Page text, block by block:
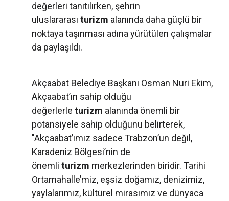
değerleri tanıtılırken, şehrin
uluslararası turizm alanında daha güçlü bir
noktaya taşınması adına yürütülen çalışmalar
da paylaşıldı.
Akçaabat Belediye Başkanı Osman Nuri Ekim,
Akçaabat’ın sahip olduğu
değerlerle turizm alanında önemli bir
potansiyele sahip olduğunu belirterek,
"Akçaabat’ımız sadece Trabzon’un değil,
Karadeniz Bölgesi’nin de
önemli turizm merkezlerinden biridir. Tarihi
Ortamahalle’miz, eşsiz doğamız, denizimiz,
yaylalarımız, kültürel mirasımız ve dünyaca